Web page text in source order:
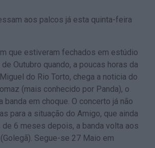
aos palcos já esta quinta-feira
que estiveram fechados em estúdio
Outubro quando, a poucas horas da
do Rio Torto, chega a noticia do
(mais conhecido por Panda), o
em choque. O concerto já não
para a situação do Amigo, que ainda
6 meses depois, a banda volta aos
Segue-se 27 Maio em